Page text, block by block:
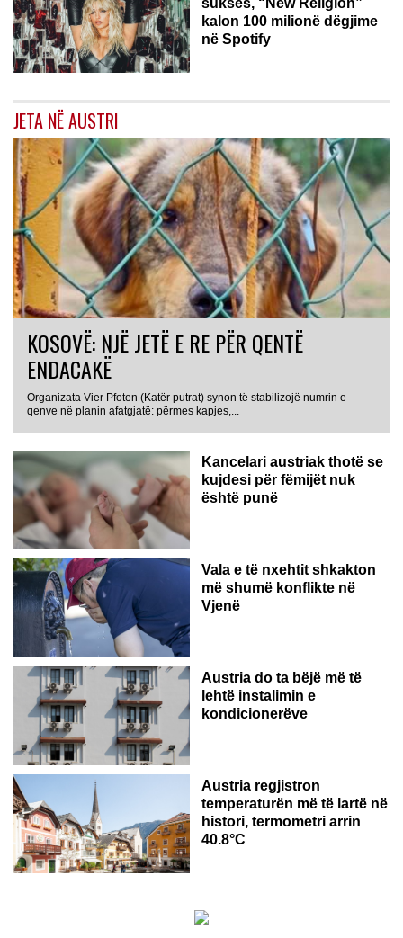
sukses, “New Religion”
kalon 100 milionë dëgjime
në Spotify
JETA NË AUSTRI
KOSOVË: NJË JETË E RE PËR QENTË
ENDACAKË
Organizata Vier Pfoten (Katër putrat) synon të stabilizojë numrin e
qenve në planin afatgjatë: përmes kapjes,...
Kancelari austriak thotë se
kujdesi për fëmijët nuk
është punë
Vala e të nxehtit shkakton
më shumë konflikte në
Vjenë
Austria do ta bëjë më të
lehtë instalimin e
kondicionerëve
Austria regjistron
temperaturën më të lartë në
histori, termometri arrin
40.8°C